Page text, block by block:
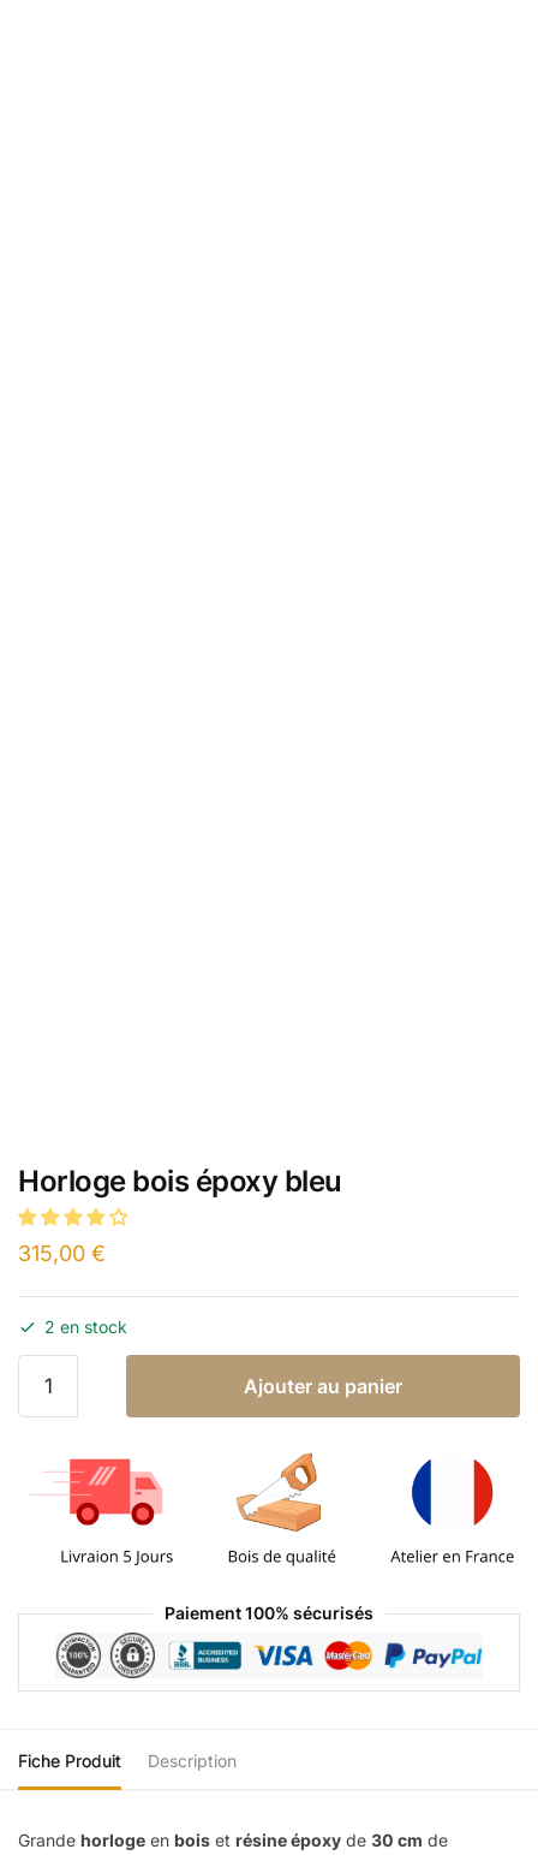
Horloge bois époxy bleu
315,00 €
2 en stock
Ajouter au panier
Paiement 100% sécurisés
Fiche Produit Description
Grande horloge en bois et résine époxy de 30 cm de